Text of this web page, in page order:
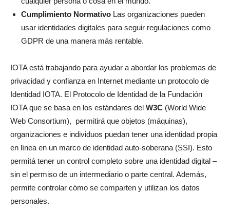
Cumplimiento Normativo Las organizaciones pueden
usar identidades digitales para seguir regulaciones como
GDPR de una manera más rentable.
IOTA está trabajando para ayudar a abordar los problemas de
privacidad y confianza en Internet mediante un protocolo de
Identidad IOTA. El Protocolo de Identidad de la Fundación
IOTA que se basa en los estándares del W3C (World Wide
Web Consortium), permitirá que objetos (máquinas),
organizaciones e individuos puedan tener una identidad propia
en línea en un marco de identidad auto-soberana (SSI). Esto
permitá tener un control completo sobre una identidad digital –
sin el permiso de un intermediario o parte central. Además,
permite controlar cómo se comparten y utilizan los datos
personales.